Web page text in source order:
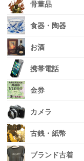
骨董品
食器・陶器
お酒
携帯電話
金券
カメラ
古銭・紙幣
ブランド古着